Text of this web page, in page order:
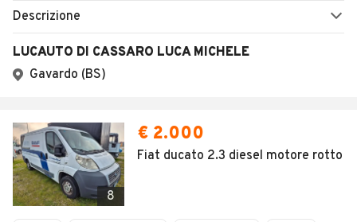
Descrizione
LUCAUTO DI CASSARO LUCA MICHELE
Gavardo (BS)
8
€ 2.000
Fiat ducato 2.3 diesel motore rotto